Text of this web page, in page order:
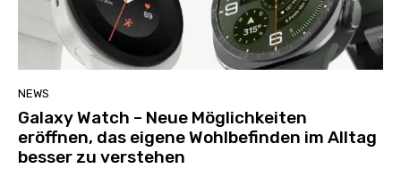
NEWS
Galaxy Watch – Neue Möglichkeiten
eröffnen, das eigene Wohlbefinden im Alltag
besser zu verstehen